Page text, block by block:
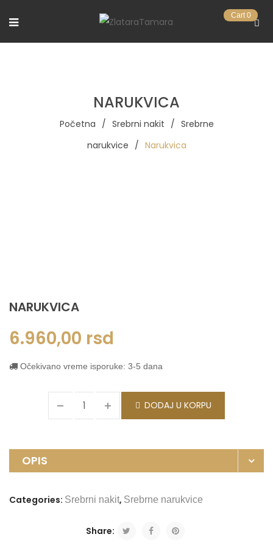
Cart 0
NARUKVICA
Početna / Srebrni nakit / Srebrne
narukvice / Narukvica
NARUKVICA
6.960,00 rsd
Očekivano vreme isporuke: 3-5 dana
DODAJ U KORPU
OPIS
Categories: Srebrni nakit, Srebrne narukvice
Share: